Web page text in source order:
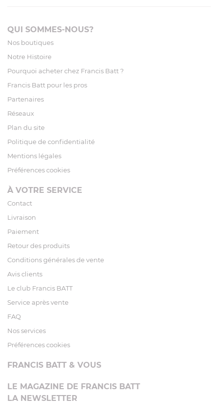
QUI SOMMES-NOUS?
Nos boutiques
Notre Histoire
Pourquoi acheter chez Francis Batt ?
Francis Batt pour les pros
Partenaires
Réseaux
Plan du site
Politique de confidentialité
Mentions légales
Préférences cookies
À VOTRE SERVICE
Contact
Livraison
Paiement
Retour des produits
Conditions générales de vente
Avis clients
Le club Francis BATT
Service après vente
FAQ
Nos services
Préférences cookies
FRANCIS BATT & VOUS
LE MAGAZINE DE FRANCIS BATT
LA NEWSLETTER